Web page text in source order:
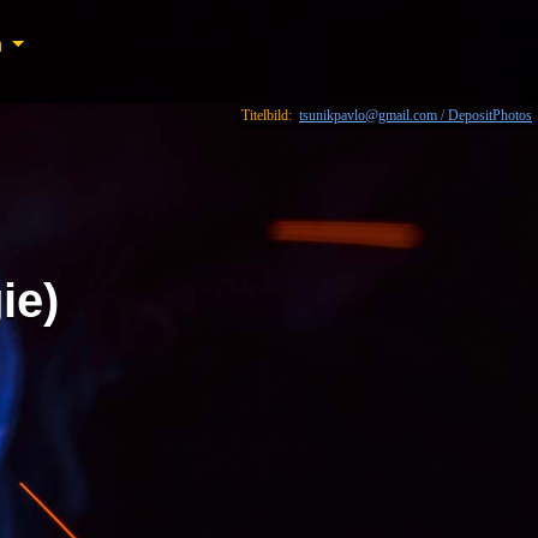
Titelbild: tsunikpavlo@gmail.com / DepositPhotos